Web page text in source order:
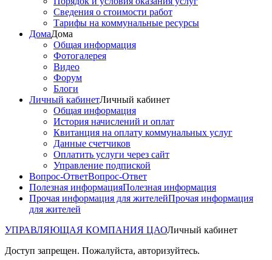
Сведения о стоимости работ
Тарифы на коммунальные ресурсы
ДомаДома
Общая информация
Фотогалерея
Видео
Форум
Блоги
Личный кабинетЛичный кабинет
Общая информация
История начислений и оплат
Квитанция на оплату коммунальных услуг
Данные счетчиков
Оплатить услуги через сайт
Управление подпиской
Вопрос-ОтветВопрос-Ответ
Полезная информацияПолезная информация
Прочая информация для жителейПрочая информация
для жителей
УПРАВЛЯЮЩАЯ КОМПАНИЯ ЦАОЛичный кабинет
Доступ запрещен. Пожалуйста, авторизуйтесь.